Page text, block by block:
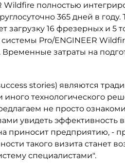
Wildfire полностью
365 дней в
загрузку 16 фрезерных и
Pro/ENGINEER
Временные затраты на
stories) являются
иного технологического
не просто
увидеть эффективность
приносит предприятию, -
такого визита станет
специалистами".